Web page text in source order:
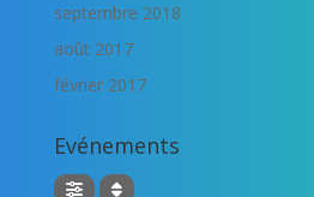
septembre 2018
août 2017
février 2017
Evénements